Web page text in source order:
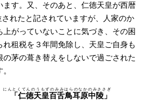
ます。又、そのあと、仁徳天皇が西暦
れたと記されていますが、人家のか
上がっていないことに気づき、その困
れ租税を３年間免除し、天皇ご自身も
の茅の葺き替えをしないで過ごされた
「仁徳天皇百舌鳥耳原中陵」
にんとくてんのうもずのみみはらのなかのみささぎ